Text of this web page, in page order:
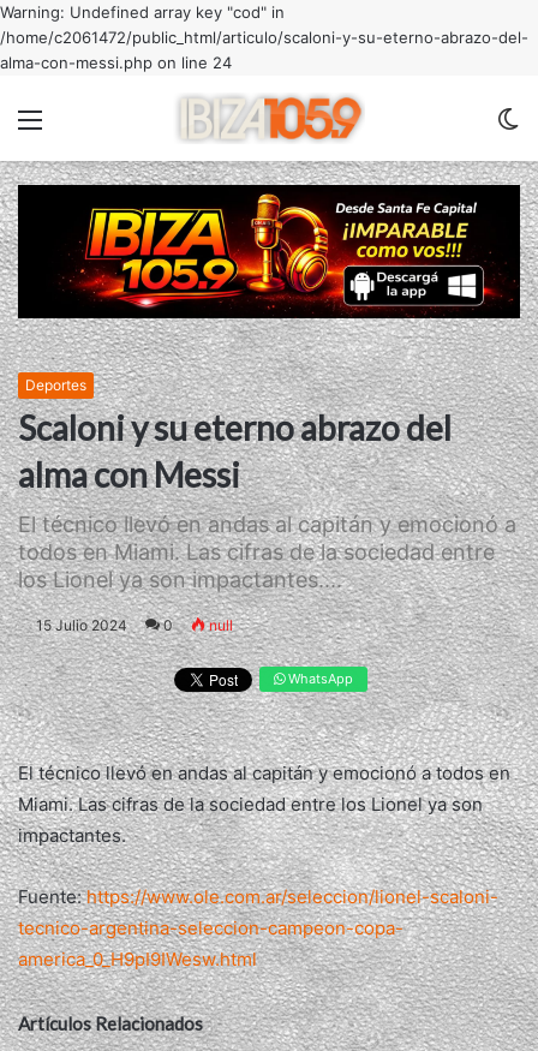
Warning: Undefined array key "cod" in
/home/c2061472/public_html/articulo/scaloni-y-su-eterno-abrazo-del-
alma-con-messi.php on line 24
Deportes
Scaloni y su eterno abrazo del
alma con Messi
El técnico llevó en andas al capitán y emocionó a
todos en Miami. Las cifras de la sociedad entre
los Lionel ya son impactantes....
15 Julio 2024 0 null
WhatsApp
El técnico llevó en andas al capitán y emocionó a todos en
Miami. Las cifras de la sociedad entre los Lionel ya son
impactantes.
Fuente:https://www.ole.com.ar/seleccion/lionel-scaloni-
tecnico-argentina-seleccion-campeon-copa-
america_0_H9pI9IWesw.html
Artículos Relacionados